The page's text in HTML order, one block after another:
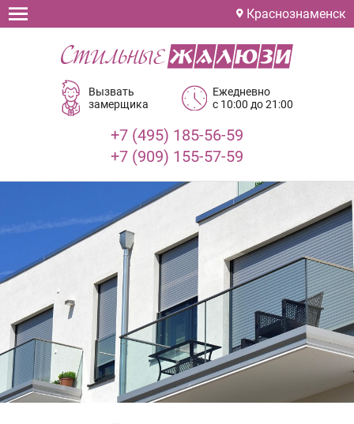
Краснознаменск
Вызвать
замерщика
Ежедневно
с 10:00 до 21:00
+7 (495) 185-56-59
+7 (909) 155-57-59